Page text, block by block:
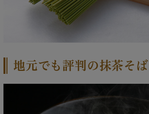
地元でも評判の抹茶そ